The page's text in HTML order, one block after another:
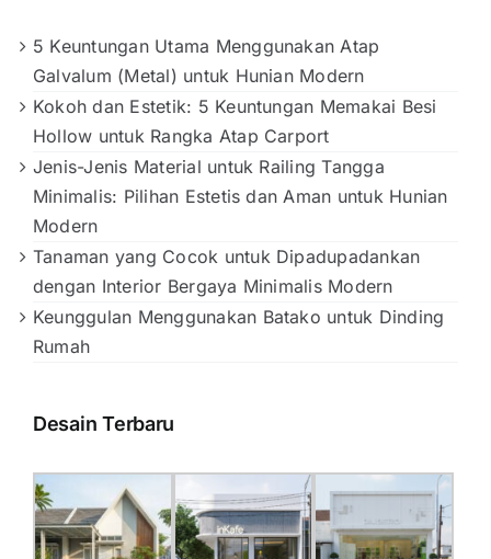
5 Keuntungan Utama Menggunakan Atap
Galvalum (Metal) untuk Hunian Modern
Kokoh dan Estetik: 5 Keuntungan Memakai Besi
Hollow untuk Rangka Atap Carport
Jenis-Jenis Material untuk Railing Tangga
Minimalis: Pilihan Estetis dan Aman untuk Hunian
Modern
Tanaman yang Cocok untuk Dipadupadankan
dengan Interior Bergaya Minimalis Modern
Keunggulan Menggunakan Batako untuk Dinding
Rumah
Desain Terbaru